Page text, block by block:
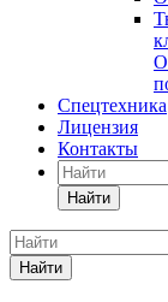
Спецтехника
Лицензия
Контакты
Найти
Найти